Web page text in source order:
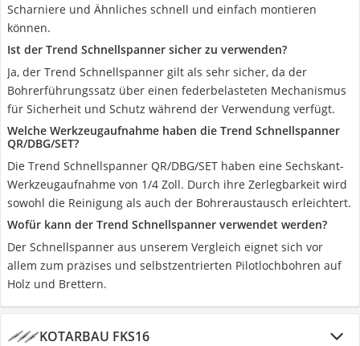
Scharniere und Ähnliches schnell und einfach montieren
können.
Ist der Trend Schnellspanner sicher zu verwenden?
Ja, der Trend Schnellspanner gilt als sehr sicher, da der
Bohrerführungssatz über einen federbelasteten Mechanismus
für Sicherheit und Schutz während der Verwendung verfügt.
Welche Werkzeugaufnahme haben die Trend Schnellspanner
‎QR/DBG/SET?
Die Trend Schnellspanner ‎QR/DBG/SET haben eine Sechskant-
Werkzeugaufnahme von 1/4 Zoll. Durch ihre Zerlegbarkeit wird
sowohl die Reinigung als auch der Bohreraustausch erleichtert.
Wofür kann der Trend Schnellspanner verwendet werden?
Der Schnellspanner aus unserem Vergleich eignet sich vor
allem zum präzises und selbstzentrierten Pilotlochbohren auf
Holz und Brettern.
KOTARBAU FKS16